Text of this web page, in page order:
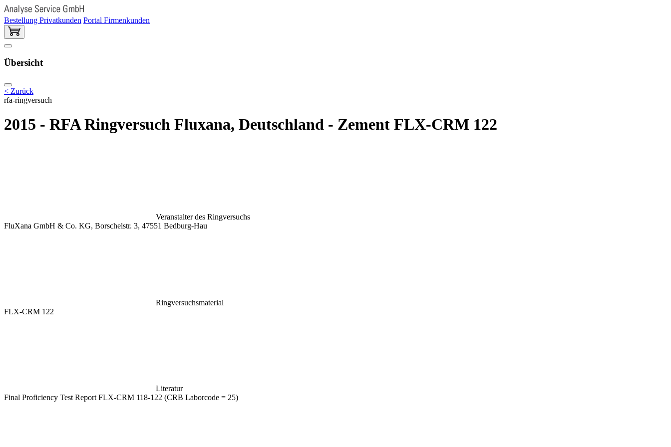
Bestellung Privatkunden Portal Firmenkunden
Übersicht
< Zurück
rfa-ringversuch
2015 - RFA Ringversuch Fluxana, Deutschland - Zement FLX-CRM 122
Veranstalter des Ringversuchs
FluXana GmbH & Co. KG, Borschelstr. 3, 47551 Bedburg-Hau
Ringversuchsmaterial
FLX-CRM 122
Literatur
Final Proficiency Test Report FLX-CRM 118-122 (CRB Laborcode = 25)